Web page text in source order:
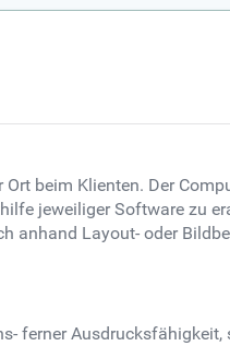
beim Klienten. Der
jeweiliger Software zu
anhand Layout- oder
ferner